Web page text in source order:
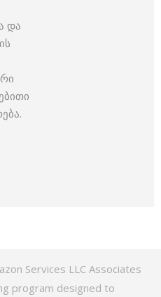
და
Services LLC Associates
program designed to